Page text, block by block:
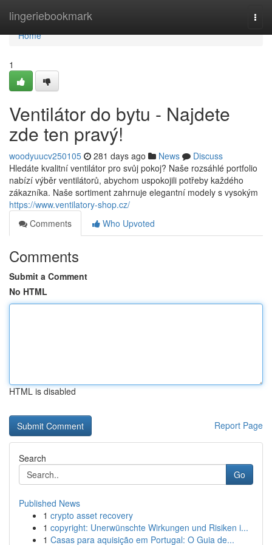
lingeriebookmark
Home
Home
1
Ventilátor do bytu - Najdete
zde ten pravý!
woodyuucv250105 281 days ago News
Discuss
Hledáte kvalitní ventilátor pro svůj pokoj? Naše rozsáhlé portfolio
nabízí výběr ventilátorů, abychom uspokojili potřeby každého
zákazníka. Naše sortiment zahrnuje elegantní modely s vysokým
https://www.ventilatory-shop.cz/
Comments
Who Upvoted
Comments
Submit a Comment
No HTML
HTML is disabled
Report Page
Search
Go
Published News
1 crypto asset recovery
1 copyright: Unerwünschte Wirkungen und Risiken i...
1 Casas para aquisição em Portugal: O Guia de...